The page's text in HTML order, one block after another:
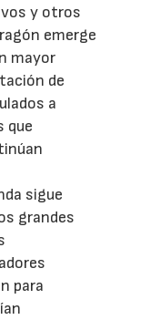
y otros
emerge
mayor
de
a
que
sigue
grandes
para